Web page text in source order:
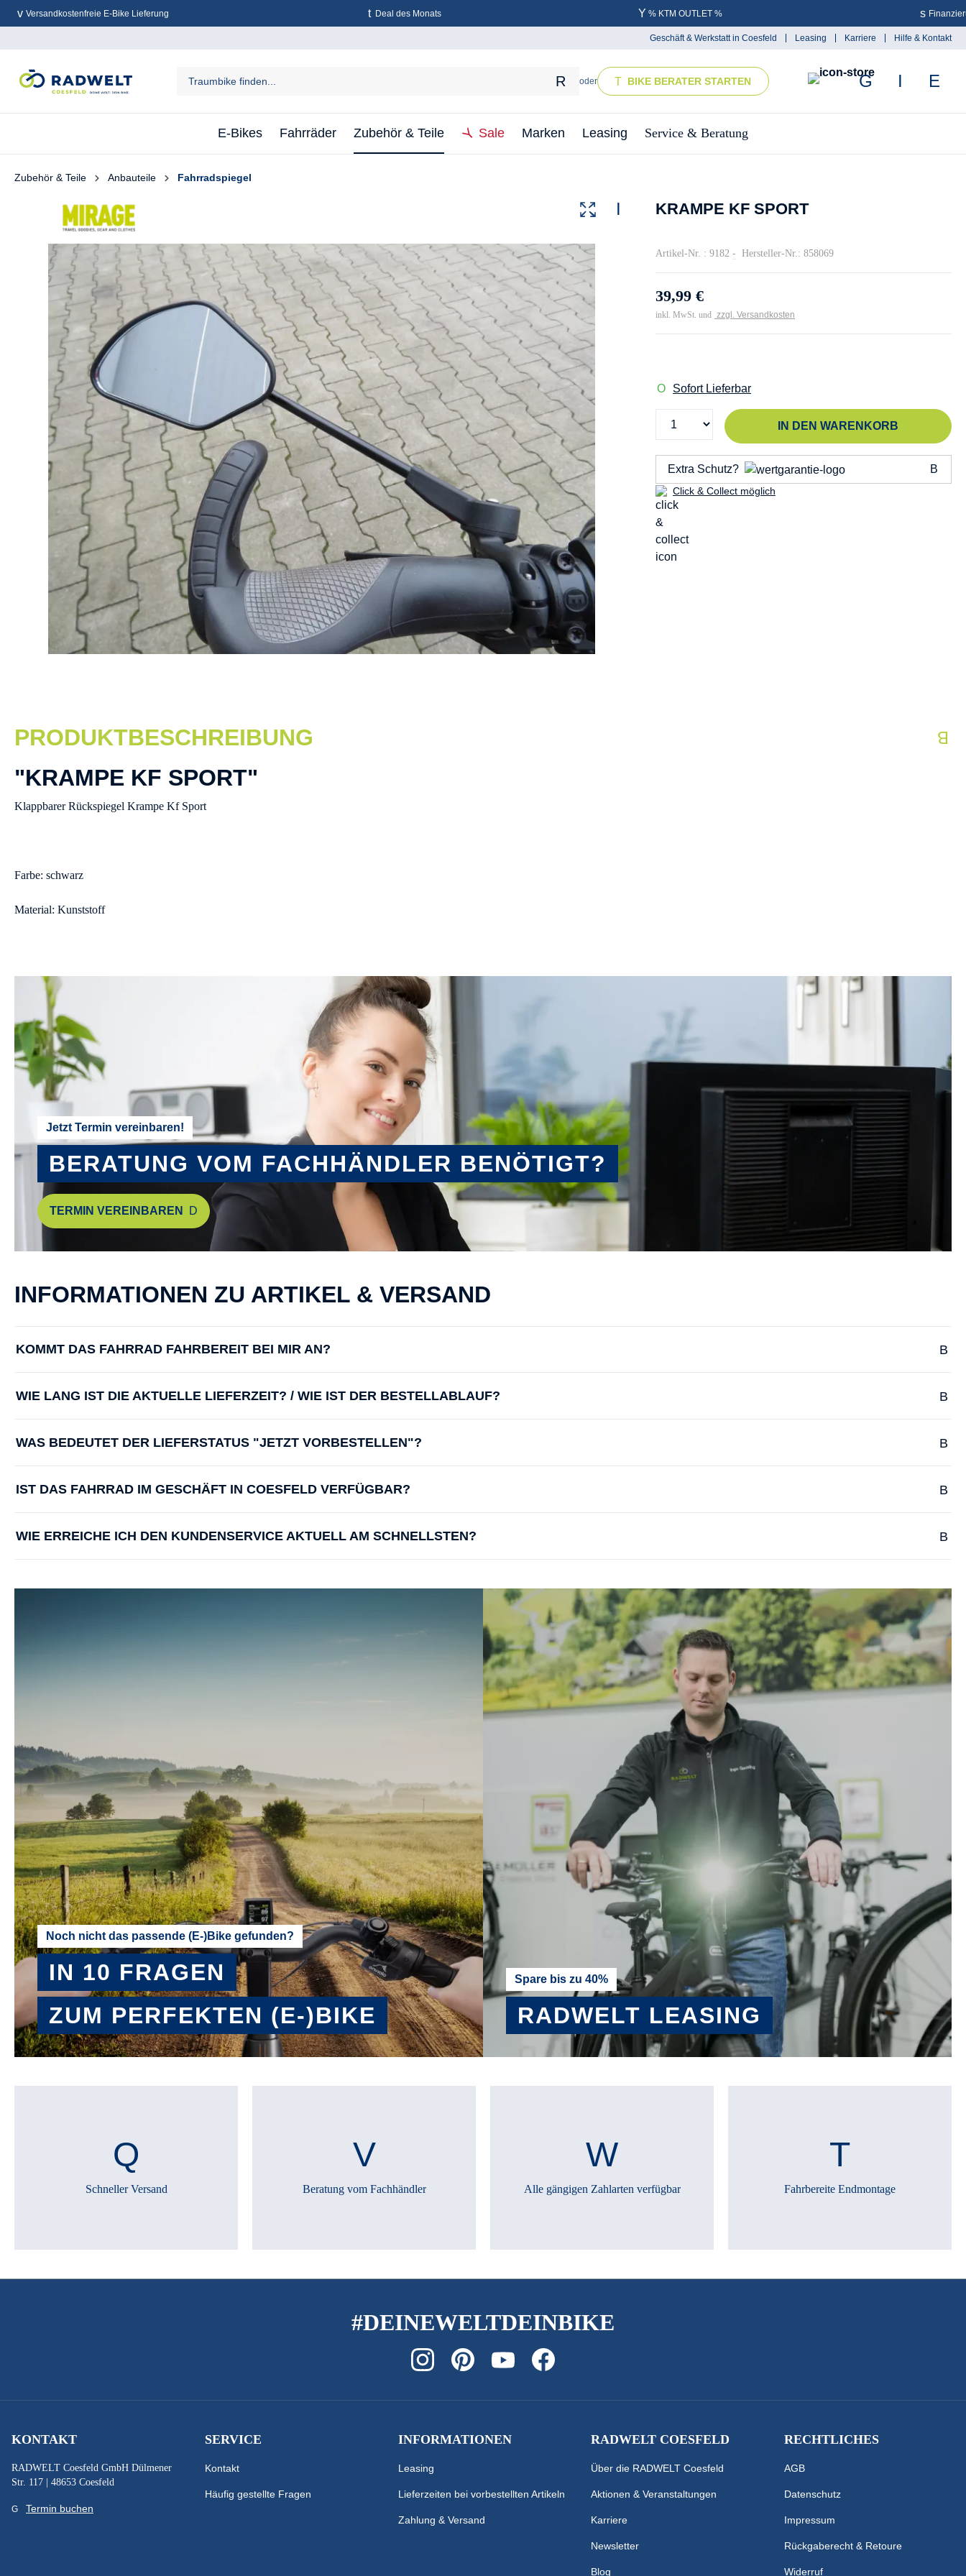
springen
Versandkostenfreie E-Bike Lieferung Deal des Monats % KTM OUTLET %
Geschäft & Werkstatt in Coesfeld Leasing Karriere Hilfe & Kontakt
oder BIKE BERATER STARTEN
E-Bikes Fahrräder Zubehör & Teile Sale Marken Leasing Service & Beratung
Zubehör & Teile Anbauteile Fahrradspiegel
KRAMPE KF SPORT
Artikel-Nr. : 9182 - Hersteller-Nr.: 858069
39,99 €
inkl. MwSt. und zzgl. Versandkosten
Sofort Lieferbar
IN DEN WARENKORB
Extra Schutz?
Click & Collect möglich
PRODUKTBESCHREIBUNG
"KRAMPE KF SPORT"
Klappbarer Rückspiegel Krampe Kf Sport
Farbe: schwarz
Material: Kunststoff
Jetzt Termin vereinbaren!
BERATUNG VOM FACHHÄNDLER BENÖTIGT?
TERMIN VEREINBAREN
INFORMATIONEN ZU ARTIKEL & VERSAND
KOMMT DAS FAHRRAD FAHRBEREIT BEI MIR AN?
WIE LANG IST DIE AKTUELLE LIEFERZEIT? / WIE IST DER BESTELLABLAUF?
WAS BEDEUTET DER LIEFERSTATUS "JETZT VORBESTELLEN"?
IST DAS FAHRRAD IM GESCHÄFT IN COESFELD VERFÜGBAR?
WIE ERREICHE ICH DEN KUNDENSERVICE AKTUELL AM SCHNELLSTEN?
Noch nicht das passende (E-)Bike gefunden?
IN 10 FRAGEN
ZUM PERFEKTEN (E-)BIKE
BERATER STARTEN
Spare bis zu 40%
RADWELT LEASING
MEHR ERFAHREN
Schneller Versand Beratung vom Fachhändler Alle gängigen Zahlarten verfügbar Fahrbereite Endmontage
#DEINEWELTDEINBIKE
KONTAKT
RADWELT Coesfeld GmbH Dülmener
Str. 117 | 48653 Coesfeld
Termin buchen
SERVICE
Kontakt
Häufig gestellte Fragen
INFORMATIONEN
Leasing
Lieferzeiten bei vorbestellten Artikeln
Zahlung & Versand
RADWELT COESFELD
Über die RADWELT Coesfeld
Aktionen & Veranstaltungen
Karriere
Newsletter
Blog
RECHTLICHES
AGB
Datenschutz
Impressum
Rückgaberecht & Retoure
Widerruf